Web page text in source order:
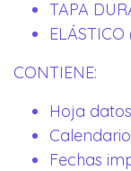
TAPA
CONTIENE:
Hoja
Fechas